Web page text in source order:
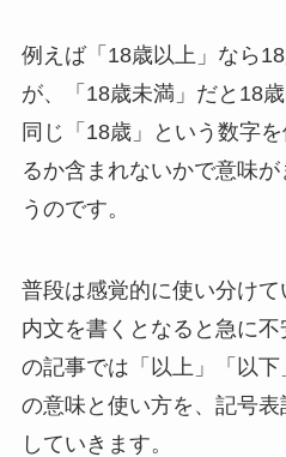
例えば「18歳以上」なら
が、「18歳未満」だと18
同じ「18歳」という数字
るか含まれないかで意味
うのです。
普段は感覚的に使い分け
内文を書くとなると急に
の記事では「以上」「以下
の意味と使い方を、記号
していきます。